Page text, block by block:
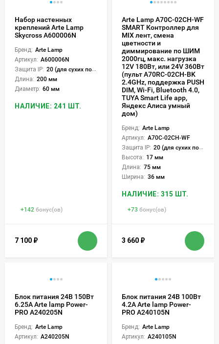
Набор настенных
креплений Arte Lamp
Skycross A600006N
Бренд: Arte Lamp
Артикул: A600006N
Защита IP: 20 (для сухих пом.)
Длина: 200 мм
Диаметр: 60 мм
НАЛИЧИЕ: 241 ШТ.
+142 бонус(ов)
7 100 ₽
Arte Lamp A70C-02CH-WF
SMART Контроллер для
MIX лент, смена
цветности и
диммирование по ШИМ
2000гц, макс. нагрузка
12V 180Вт, или 24V 360Вт
(пульт A70RC-02CH-BK
2.4GHz, поддержка PUSH
DIM, Wi-Fi, Bluetooth 4.0,
TUYA Smart Life app,
Яндекс Алиса умный
дом)
Бренд: Arte Lamp
Артикул: A70C-02CH-WF
Защита IP: 20 (для сухих пом.)
Высота: 17 мм
Длина: 75 мм
Ширина: 36 мм
НАЛИЧИЕ: 315 ШТ.
+73 бонус(ов)
3 660 ₽
Блок питания 24В 150Вт
6.25А Arte lamp Power-
PRO A240205N
Бренд: Arte Lamp
Артикул: A240205N
Блок питания 24В 100Вт
4.2А Arte lamp Power-
PRO A240105N
Бренд: Arte Lamp
Артикул: A240105N